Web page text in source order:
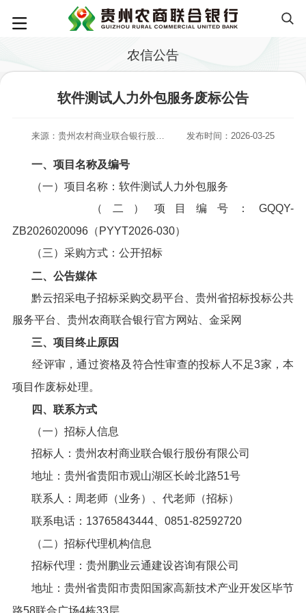
农信公告
软件测试人力外包服务废标公告
发布时间：2026-03-25
一、项目名称及编号
（一）项目名称：软件测试人力外包服务
（二）项目编号：GQQY-
ZB2026020096（PYYT2026-030）
（三）采购方式：公开招标
二、公告媒体
黔云招采电子招标采购交易平台、贵州省招标投标公共
服务平台、贵州农商联合银行官方网站、金采网
三、项目终止原因
经评审，通过资格及符合性审查的投标人不足3家，本
项目作废标处理。
四、联系方式
（一）招标人信息
招标人：贵州农村商业联合银行股份有限公司
地址：贵州省贵阳市观山湖区长岭北路51号
联系人：周老师（业务）、代老师（招标）
联系电话：13765843444、0851-82592720
（二）招标代理机构信息
招标代理：贵州鹏业云通建设咨询有限公司
地址：贵州省贵阳市贵阳国家高新技术产业开发区毕节
路58联合广场4栋33层